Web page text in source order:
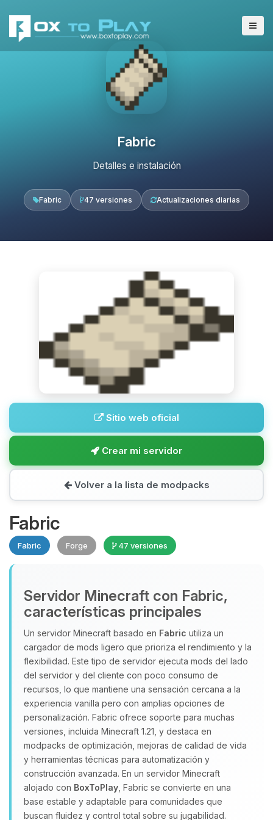
Fabric
Detalles e instalación
Fabric 47 versiones Actualizaciones diarias
Sitio web oficial
Crear mi servidor
Volver a la lista de modpacks
Fabric
Fabric Forge 47 versiones
Servidor Minecraft con Fabric,
características principales
Un servidor Minecraft basado en Fabric utiliza un
cargador de mods ligero que prioriza el rendimiento y la
flexibilidad. Este tipo de servidor ejecuta mods del lado
del servidor y del cliente con poco consumo de
recursos, lo que mantiene una sensación cercana a la
experiencia vanilla pero con amplias opciones de
personalización. Fabric ofrece soporte para muchas
versiones, incluida Minecraft 1.21, y destaca en
modpacks de optimización, mejoras de calidad de vida
y herramientas técnicas para automatización y
construcción avanzada. En un servidor Minecraft
alojado con BoxToPlay , Fabric se convierte en una
base estable y adaptable para comunidades que
buscan fluidez y control total sobre su jugabilidad.
Yupi, por fin alguien con quien
hablar! Soy Choupy, tu pequeno
asistente de BoxToPlay. Cuentame
que necesitas y moveré mis
pequenos circuitos para ayudarte.
06/08/2026 08:30